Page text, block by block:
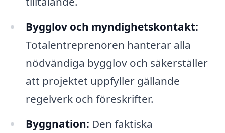
Bygglov och myndighetskontakt:
Totalentreprenören hanterar alla
nödvändiga bygglov och säkerställer
att projektet uppfyller gällande
regelverk och föreskrifter.
Byggnation: Den faktiska